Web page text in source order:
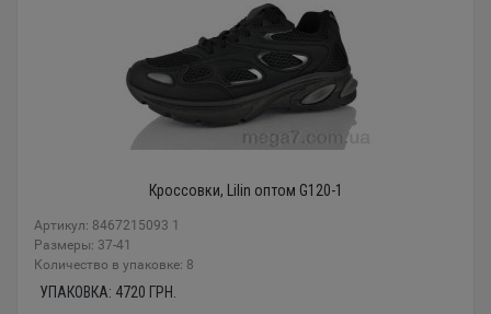
Кроссовки, Lilin оптом G120-1
Артикул: 8467215093 1
Размеры: 37-41
Количество в упаковке: 8
УПАКОВКА: 4720 ГРН.